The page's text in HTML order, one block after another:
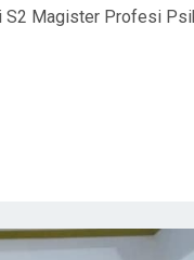
S2 Magister Profesi